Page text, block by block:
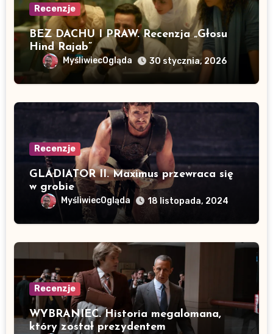
Recenzje
BEZ DACHU I PRAW. Recenzja „Głosu
Hind Rajab”
MyśliwiecOgląda 30 stycznia, 2026
Recenzje
GLADIATOR II. Maximus przewraca się
w grobie
MyśliwiecOgląda 18 listopada, 2024
Recenzje
WYBRANIEC. Historia megalomana,
który został prezydentem